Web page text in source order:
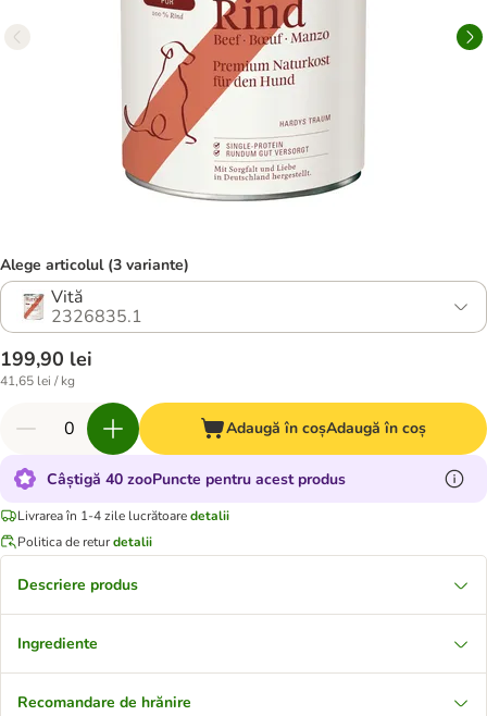
Alege articolul (3 variante)
Vită
2326835.1
199,90 lei
41,65 lei / kg
Adaugă în coșAdaugă în coș
Câștigă 40 zooPuncte pentru acest produs
Livrarea în 1-4 zile lucrătoaredetalii
Politica de returdetalii
Descriere produs
Ingrediente
Recomandare de hrănire